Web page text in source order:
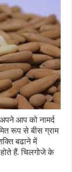
आप को नामर्द
रूप से बीस ग्राम
बढाने में
होते हैं. चिलगोजे के